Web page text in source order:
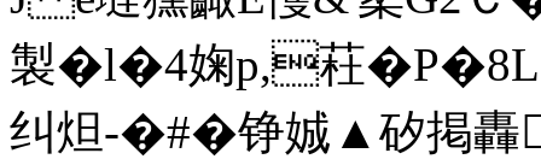
製�l�4婅p,荰
纠炟-�#�铮娍▲矽掲轟